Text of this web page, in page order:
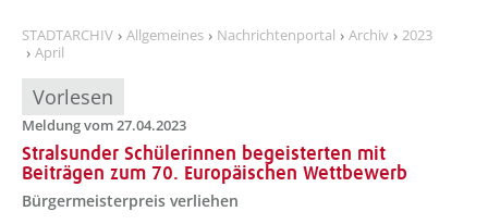
STADTARCHIV Allgemeines Nachrichtenportal Archiv
2023
April
Vorlesen
Meldung vom 27.04.2023
Stralsunder Schülerinnen begeisterten mit
Beiträgen zum 70. Europäischen Wettbewerb
Bürgermeisterpreis verliehen